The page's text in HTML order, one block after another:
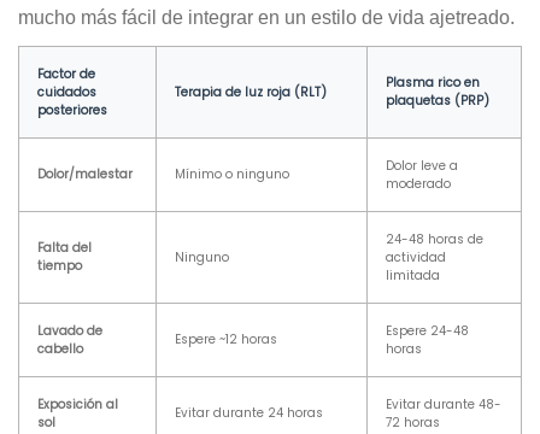
mucho más fácil de integrar en un estilo de vida ajetreado.
Factor de
cuidados
posteriores
Terapia de luz roja (RLT)
Plasma rico en
plaquetas (PRP)
Dolor/malestar Mínimo o ninguno
Dolor leve a
moderado
Falta del
tiempo
Ninguno
24-48 horas de
actividad
limitada
Lavado de
cabello
Espere ~12 horas
Espere 24-48
horas
Exposición al
sol
Evitar durante 24 horas
Evitar durante 48-
72 horas